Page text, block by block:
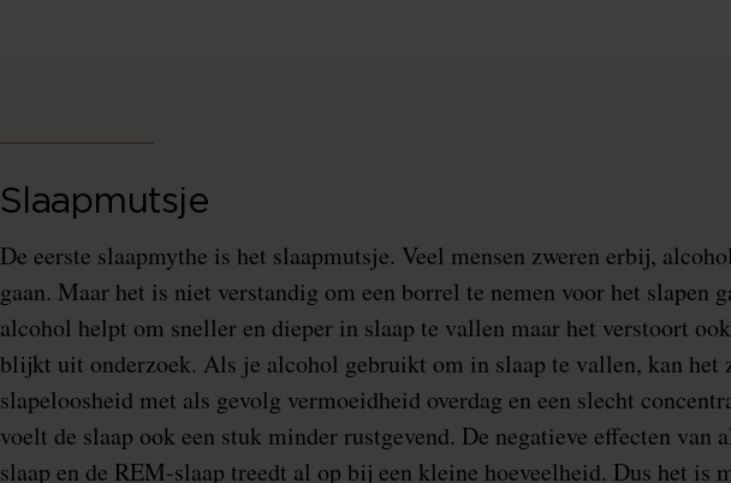
Slaapmutsje
De eerste slaapmythe is het slaapmutsje. Veel mensen zweren erbij,
gaan. Maar het is niet verstandig om een borrel te nemen voor het slapen
alcohol helpt om sneller en dieper in slaap te vallen maar het verstoort
blijkt uit onderzoek. Als je alcohol gebruikt om in slaap te vallen, kan het
slapeloosheid met als gevolg vermoeidheid overdag en een slecht
voelt de slaap ook een stuk minder rustgevend. De negatieve effecten van
slaap en de REM-slaap treedt al op bij een kleine hoeveelheid. Dus het is